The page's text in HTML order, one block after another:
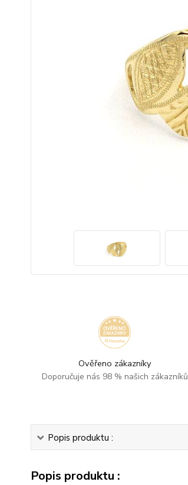
Ověřeno zákazníky
Doporučuje nás 98 % našich zákazníků
Popis produktu :
Popis produktu :